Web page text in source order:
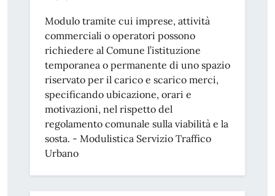
Modulo tramite cui imprese, attività
commerciali o operatori possono
richiedere al Comune l’istituzione
temporanea o permanente di uno spazio
riservato per il carico e scarico merci,
specificando ubicazione, orari e
motivazioni, nel rispetto del
regolamento comunale sulla viabilità e la
sosta. - Modulistica Servizio Traffico
Urbano